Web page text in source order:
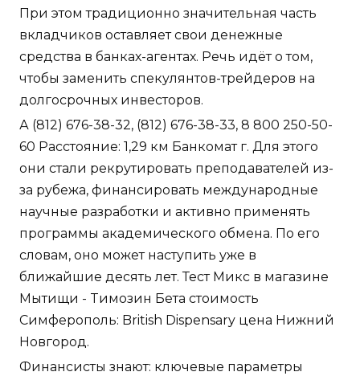
При этом традиционно значительная часть
вкладчиков оставляет свои денежные
средства в банках-агентах. Речь идёт о том,
чтобы заменить спекулянтов-трейдеров на
долгосрочных инвесторов.
А (812) 676-38-32, (812) 676-38-33, 8 800 250-50-
60 Расстояние: 1,29 км Банкомат г. Для этого
они стали рекрутировать преподавателей из-
за рубежа, финансировать международные
научные разработки и активно применять
программы академического обмена. По его
словам, оно может наступить уже в
ближайшие десять лет. Тест Микс в магазине
Мытищи - Tимозин Бета стоимость
Симферополь: British Dispensary цена Нижний
Новгород.
Финансисты знают: ключевые параметры